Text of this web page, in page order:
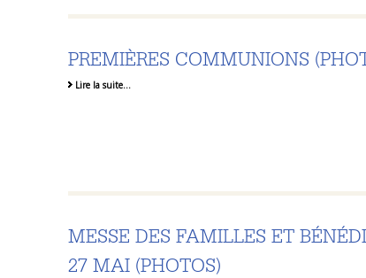
PREMIÈRES COMMUNIONS
Lire la suite…
MESSE DES FAMILLES ET
27 MAI (PHOTOS)